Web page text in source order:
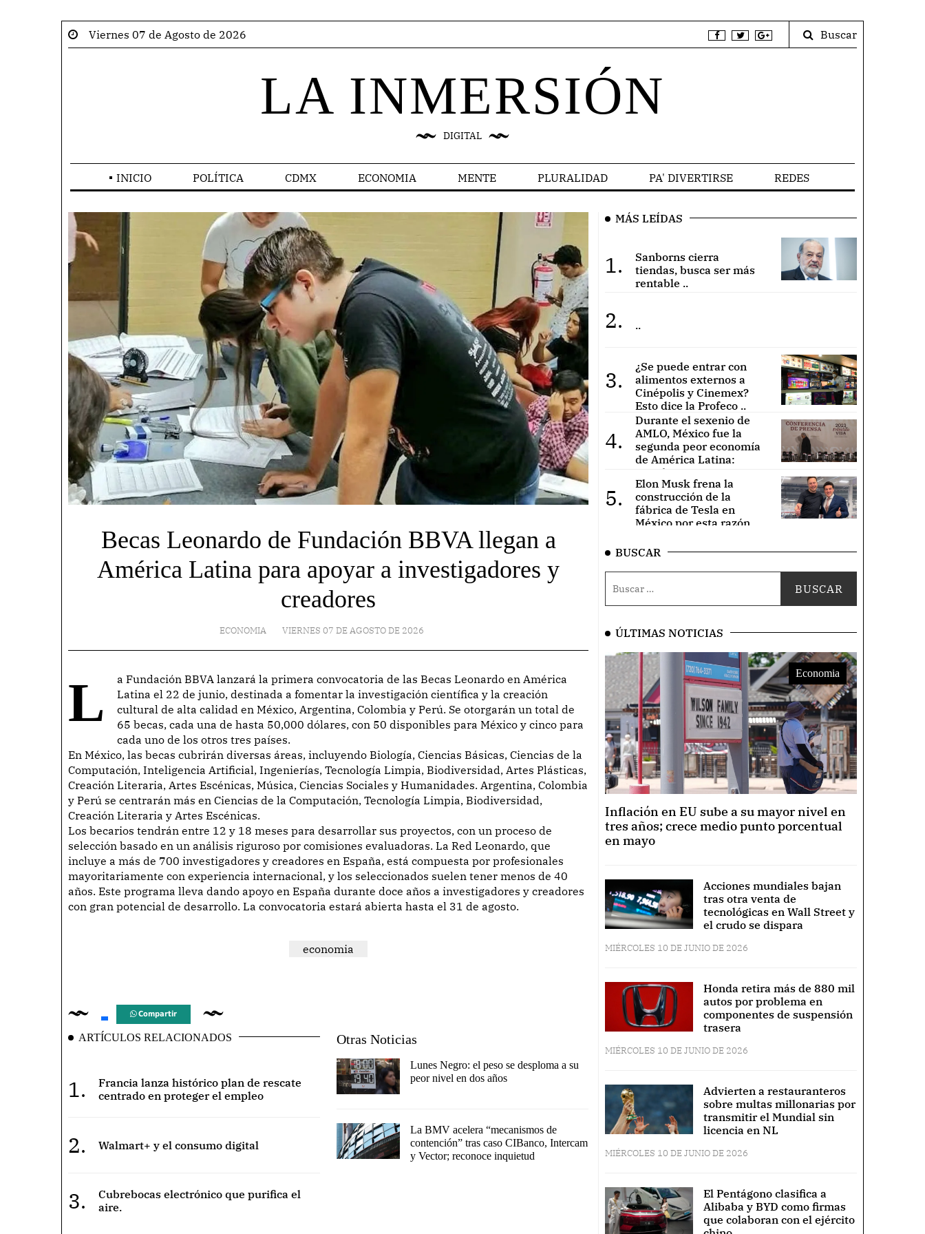
Viernes 07 de Agosto de 2026 Buscar
LA INMERSIÓN
DIGITAL
INICIO POLÍTICA CDMX ECONOMIA MENTE PLURALIDAD PA' DIVERTIRSE REDES
Becas Leonardo de Fundación BBVA llegan a
América Latina para apoyar a investigadores y
creadores
ECONOMIA VIERNES 07 DE AGOSTO DE 2026
La Fundación BBVA lanzará la primera convocatoria de las Becas Leonardo en América
Latina el 22 de junio, destinada a fomentar la investigación científica y la creación
cultural de alta calidad en México, Argentina, Colombia y Perú. Se otorgarán un total de
65 becas, cada una de hasta 50,000 dólares, con 50 disponibles para México y cinco para
cada uno de los otros tres países.
En México, las becas cubrirán diversas áreas, incluyendo Biología, Ciencias Básicas, Ciencias de la
Computación, Inteligencia Artificial, Ingenierías, Tecnología Limpia, Biodiversidad, Artes Plásticas,
Creación Literaria, Artes Escénicas, Música, Ciencias Sociales y Humanidades. Argentina, Colombia
y Perú se centrarán más en Ciencias de la Computación, Tecnología Limpia, Biodiversidad,
Creación Literaria y Artes Escénicas.
Los becarios tendrán entre 12 y 18 meses para desarrollar sus proyectos, con un proceso de
selección basado en un análisis riguroso por comisiones evaluadoras. La Red Leonardo, que
incluye a más de 700 investigadores y creadores en España, está compuesta por profesionales
mayoritariamente con experiencia internacional, y los seleccionados suelen tener menos de 40
años. Este programa lleva dando apoyo en España durante doce años a investigadores y creadores
con gran potencial de desarrollo. La convocatoria estará abierta hasta el 31 de agosto.
economia
Compartir
ARTÍCULOS RELACIONADOS
1.
Francia lanza histórico plan de rescate
centrado en proteger el empleo
2. Walmart+ y el consumo digital
3.
Cubrebocas electrónico que purifica el
aire.
Otras Noticias
Lunes Negro: el peso se desploma a su
peor nivel en dos años
La BMV acelera “mecanismos de
contención” tras caso CIBanco, Intercam
y Vector; reconoce inquietud
MÁS LEÍDAS
1.
Sanborns cierra
tiendas, busca ser más
rentable ..
2. ..
3.
¿Se puede entrar con
alimentos externos a
Cinépolis y Cinemex?
Esto dice la Profeco ..
4.
Durante el sexenio de
AMLO, México fue la
segunda peor economía
de América Latina:
Cepal ..
5.
Elon Musk frena la
construcción de la
fábrica de Tesla en
México por esta razón ..
BUSCAR
ÚLTIMAS NOTICIAS
Economia
Inflación en EU sube a su mayor nivel en
tres años; crece medio punto porcentual
en mayo
Acciones mundiales bajan
tras otra venta de
tecnológicas en Wall Street y
el crudo se dispara
MIÉRCOLES 10 DE JUNIO DE 2026
Honda retira más de 880 mil
autos por problema en
componentes de suspensión
trasera
MIÉRCOLES 10 DE JUNIO DE 2026
Advierten a restauranteros
sobre multas millonarias por
transmitir el Mundial sin
licencia en NL
MIÉRCOLES 10 DE JUNIO DE 2026
El Pentágono clasifica a
Alibaba y BYD como firmas
que colaboran con el ejército